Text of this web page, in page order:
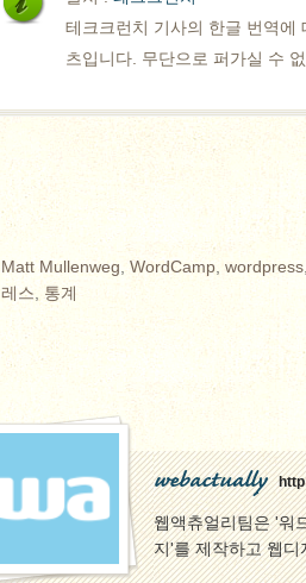
테크크런치 기사의 한글 번역에
츠입니다. 무단으로 퍼가실 수
Matt Mullenweg WordCamp wordpress
레스
통계
webactually
웹액츄얼리팀은 '워
지'를 제작하고 웹